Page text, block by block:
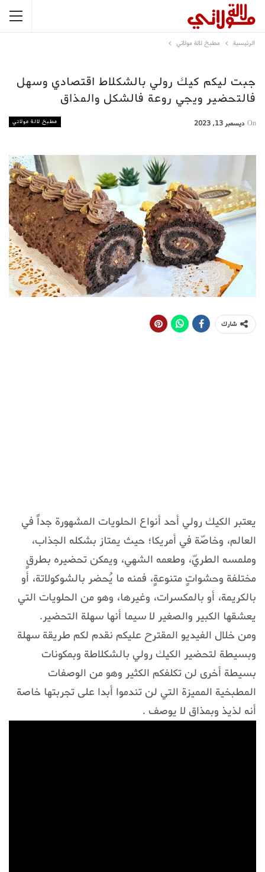
الرئيسية مطبخ لالة مولاتي
جبت ليكم كيك رولي بالشكلاط اقتصادي وسهل
فالتحضير ويجي روعة فالشكل والمذاق
مطبخ لالة مولاتي On ديسمبر 13, 2023
شارك
يعتبر الكيك رولي أحد أنواع الحلويات المشهورة جداً في
العالم، وخاصّة في أمريكا؛ حيث يمتاز بشكله الجذاب،
وملمسه الطريّ، وطعمه الشهي، ويمكن تحضيره بطرقٍ
مختلفة وحشواتٍ متنوعةٍ، فمنه ما يُحضر بالشوكولاتة، أو
بالكريمة، أو بالمكسرات، وغيرها، وهو من الحلويات التي
يعشقها الكبير والصغير لا سيما أنها سهلة التحضير.
ومن خلال الفيديو المقترح عليكم نقدم لكم طريقة سهلة
وبسيطة لتحضير الكيك رولي بالشكلاطة وبمكونات
بسيطة أخرى لن تكلفكم الكثير وهو من الوصفات
المطبخية المميزة التي لن تندموا أبدا على تجربتها خاصة
أنه لذيذ وبمذاق لا يوصف .